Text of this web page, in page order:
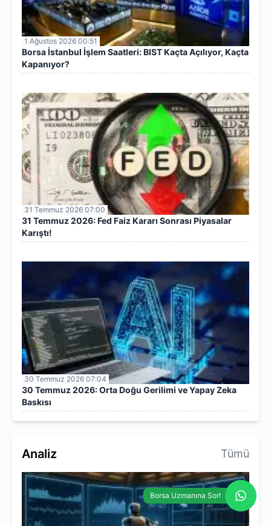
1 Ağustos 2026 00:51
Borsa İstanbul İşlem Saatleri: BIST Kaçta Açılıyor, Kaçta
Kapanıyor?
31 Temmuz 2026 07:00
31 Temmuz 2026: Fed Faiz Kararı Sonrası Piyasalar
Karıştı!
30 Temmuz 2026 07:04
30 Temmuz 2026: Orta Doğu Gerilimi ve Yapay Zeka
Baskısı
Analiz Tümü
Borsa Uzmanına Sor!